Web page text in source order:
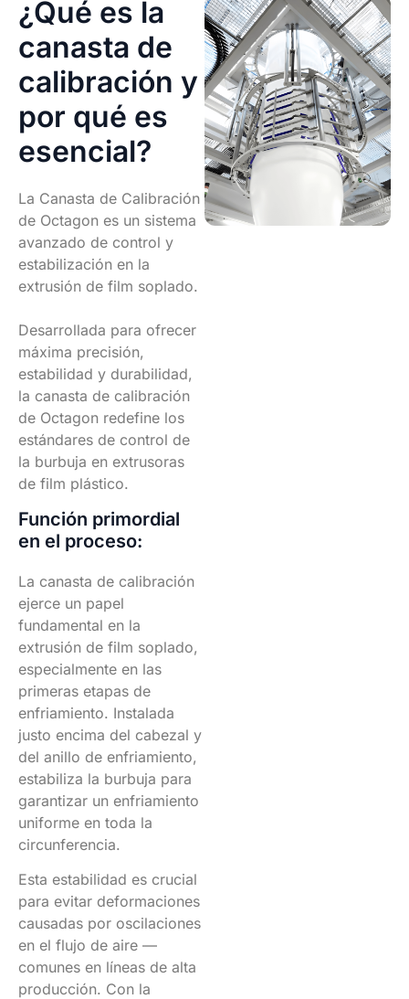
¿Qué es la
canasta de
calibración y
por qué es
esencial?
La Canasta de Calibración
de Octagon es un sistema
avanzado de control y
estabilización en la
extrusión de film soplado.
Desarrollada para ofrecer
máxima precisión,
estabilidad y durabilidad,
la canasta de calibración
de Octagon redefine los
estándares de control de
la burbuja en extrusoras
de film plástico.
Función primordial
en el proceso:
La canasta de calibración
ejerce un papel
fundamental en la
extrusión de film soplado,
especialmente en las
primeras etapas de
enfriamiento. Instalada
justo encima del cabezal y
del anillo de enfriamiento,
estabiliza la burbuja para
garantizar un enfriamiento
uniforme en toda la
circunferencia.
Esta estabilidad es crucial
para evitar deformaciones
causadas por oscilaciones
en el flujo de aire —
comunes en líneas de alta
producción. Con la